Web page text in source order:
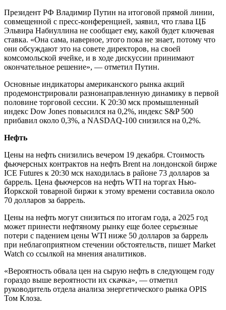
Президент РФ Владимир Путин на итоговой прямой линии,
совмещенной с пресс-конференцией, заявил, что глава ЦБ
Эльвира Набиуллина не сообщает ему, какой будет ключевая
ставка. «Она сама, наверное, этого пока не знает, потому что
они обсуждают это на совете директоров, на своей
комсомольской ячейке, и в ходе дискуссии принимают
окончательное решение», — отметил Путин.
Основные индикаторы американского рынка акций
продемонстрировали разнонаправленную динамику в первой
половине торговой сессии. К 20:30 мск промышленный
индекс Dow Jones повысился на 0,2%, индекс S&P 500
прибавил около 0,3%, а NASDAQ-100 снизился на 0,2%.
Нефть
Цены на нефть снизились вечером 19 декабря. Стоимость
фьючерсных контрактов на нефть Brent на лондонской бирже
ICE Futures к 20:30 мск находилась в районе 73 долларов за
баррель. Цена фьючерсов на нефть WTI на торгах Нью-
Йоркской товарной биржи к этому времени составила около
70 долларов за баррель.
Цены на нефть могут снизиться по итогам года, а 2025 год
может принести нефтяному рынку еще более серьезные
потери с падением цены WTI ниже 50 долларов за баррель
при неблагоприятном стечении обстоятельств, пишет Market
Watch со ссылкой на мнения аналитиков.
«Вероятность обвала цен на сырую нефть в следующем году
гораздо выше вероятности их скачка», — отметил
руководитель отдела анализа энергетического рынка OPIS
Том Клоза.